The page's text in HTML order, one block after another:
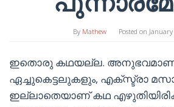
By Mathew Posted on January
ഇതൊരു കഥയല്ല. അനുഭവമാണ്.
ഏച്ചുകെട്ടലുകളും, എക്സ്ട്രാ
ഇല്ലാതെയാണ് കഥ